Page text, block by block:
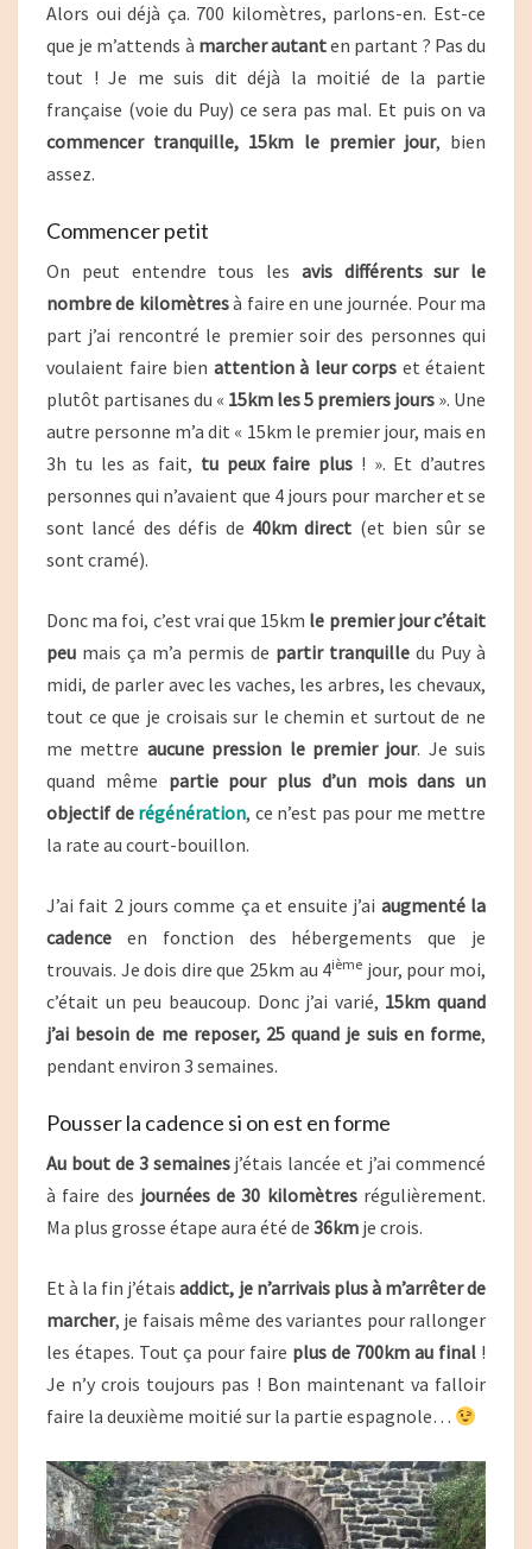
Alors oui déjà ça. 700 kilomètres, parlons-en. Est-ce
que je m’attends à marcher autanten partant ? Pas du
tout ! Je me suis dit déjà la moitié de la partie
française (voie du Puy) ce sera pas mal. Et puis on va
commencer tranquille, 15km le premier jour, bien
assez.
Commencer petit
On peut entendre tous les avis différents sur le
nombre de kilomètresà faire en une journée. Pour ma
part j’ai rencontré le premier soir des personnes qui
voulaient faire bien attention à leur corps et étaient
plutôt partisanes du « 15km les 5 premiers jours ». Une
autre personne m’a dit « 15km le premier jour, mais en
3h tu les as fait, tu peux faire plus ! ». Et d’autres
personnes qui n’avaient que 4 jours pour marcher et se
sont lancé des défis de 40km direct (et bien sûr se
sont cramé).
Donc ma foi, c’est vrai que 15km le premier jour c’était
peu mais ça m’a permis de partir tranquille du Puy à
midi, de parler avec les vaches, les arbres, les chevaux,
tout ce que je croisais sur le chemin et surtout de ne
me mettre aucune pression le premier jour. Je suis
quand même partie pour plus d’un mois dans un
objectif de régénération, ce n’est pas pour me mettre
la rate au court-bouillon.
J’ai fait 2 jours comme ça et ensuite j’ai augmenté la
cadence en fonction des hébergements que je
trouvais. Je dois dire que 25km au 4ième jour, pour moi,
c’était un peu beaucoup. Donc j’ai varié, 15km quand
j’ai besoin de me reposer, 25 quand je suis en forme,
pendant environ 3 semaines.
Pousser la cadence si on est en forme
Au bout de 3 semainesj’étais lancée et j’ai commencé
à faire des journées de 30 kilomètresrégulièrement.
Ma plus grosse étape aura été de 36km je crois.
Et à la fin j’étaisaddict, je n’arrivais plus à m’arrêter de
marcher, je faisais même des variantes pour rallonger
les étapes. Tout ça pour faire plus de 700km au final !
Je n’y crois toujours pas ! Bon maintenant va falloir
faire la deuxième moitié sur la partie espagnole…